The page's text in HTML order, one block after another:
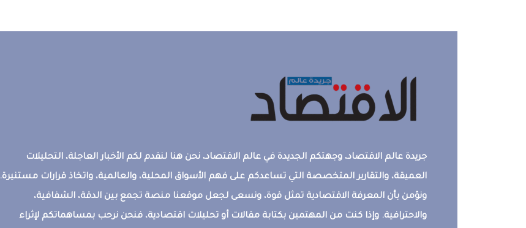
جريدة عالم الاقتصاد، وجهتكم الجديدة في عالم الاقتصاد، نحن هنا لنقدم لكم الأخبار العاجلة، التحليلات
العميقة، والتقارير المتخصصة التي تساعدكم على فهم الأسواق المحلية، والعالمية، واتخاذ قرارات مستنيرة.
ونؤمن بأن المعرفة الاقتصادية تمثل قوة، ونسعى لجعل موقعنا منصة تجمع بين الدقة، الشفافية،
والاحترافية. وإذا كنت من المهتمين بكتابة مقالات أو تحليلات اقتصادية، فنحن نرحب بمساهماتكم لإثراء